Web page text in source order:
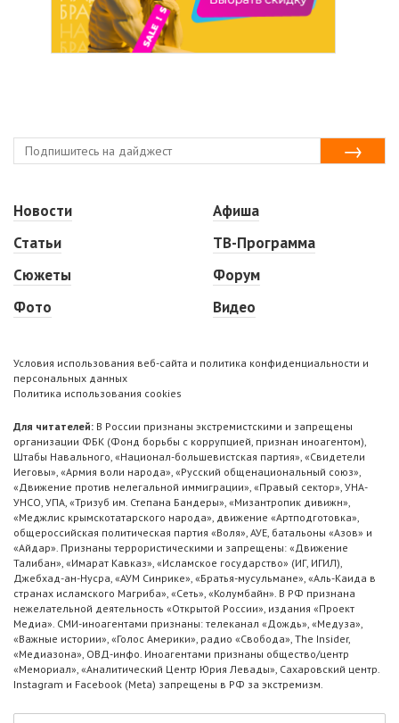
Новости
Статьи
Сюжеты
Фото
Афиша
ТВ-Программа
Форум
Видео
Условия использования веб-сайта и политика конфиденциальности и
персональных данных
Политика использования cookies
Для читателей: В России признаны экстремистскими и запрещены
организации ФБК (Фонд борьбы с коррупцией, признан иноагентом),
Штабы Навального, «Национал-большевистская партия», «Свидетели
Иеговы», «Армия воли народа», «Русский общенациональный союз»,
«Движение против нелегальной иммиграции», «Правый сектор», УНА-
УНСО, УПА, «Тризуб им. Степана Бандеры», «Мизантропик дивижн»,
«Меджлис крымскотатарского народа», движение «Артподготовка»,
общероссийская политическая партия «Воля», АУЕ, батальоны «Азов» и
«Айдар». Признаны террористическими и запрещены: «Движение
Талибан», «Имарат Кавказ», «Исламское государство» (ИГ, ИГИЛ),
Джебхад-ан-Нусра, «АУМ Синрике», «Братья-мусульмане», «Аль-Каида в
странах исламского Магриба», «Сеть», «Колумбайн». В РФ признана
нежелательной деятельность «Открытой России», издания «Проект
Медиа». СМИ-иноагентами признаны: телеканал «Дождь», «Медуза»,
«Важные истории», «Голос Америки», радио «Свобода», The Insider,
«Медиазона», ОВД-инфо. Иноагентами признаны общество/центр
«Мемориал», «Аналитический Центр Юрия Левады», Сахаровский центр.
Instagram и Facebook (Metа) запрещены в РФ за экстремизм.